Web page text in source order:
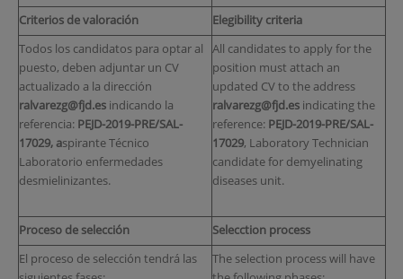
Criterios de valoración
Elegibility criteria
Todos los candidatos para optar al
puesto, deben adjuntar un CV
actualizado a la dirección
ralvarezg@fjd.esindicando la
referencia: PEJD-2019-PRE/SAL-
17029,aspirante Técnico
Laboratorio enfermedades
desmielinizantes.
All candidates to apply for the
position must attach an
updated CV to the address
ralvarezg@fjd.esindicating the
reference: PEJD-2019-PRE/SAL-
17029, Laboratory Technician
candidate for demyelinating
diseases unit.
Proceso de selección
Selecction process
El proceso de selección tendrá las
The selection process will have